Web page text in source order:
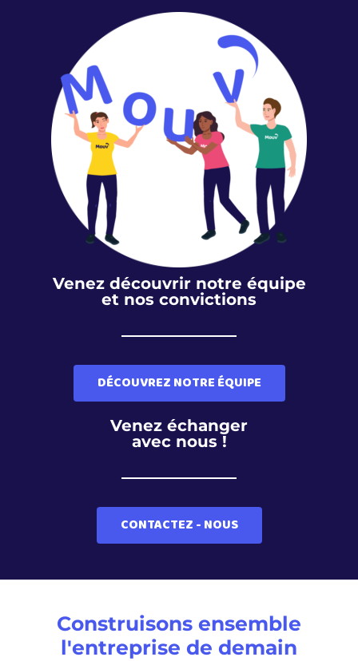
Venez découvrir notre équipe
et nos convictions
DÉCOUVREZ NOTRE ÉQUIPE
Venez échanger
avec nous !
CONTACTEZ - NOUS
Construisons ensemble
l'entreprise de demain